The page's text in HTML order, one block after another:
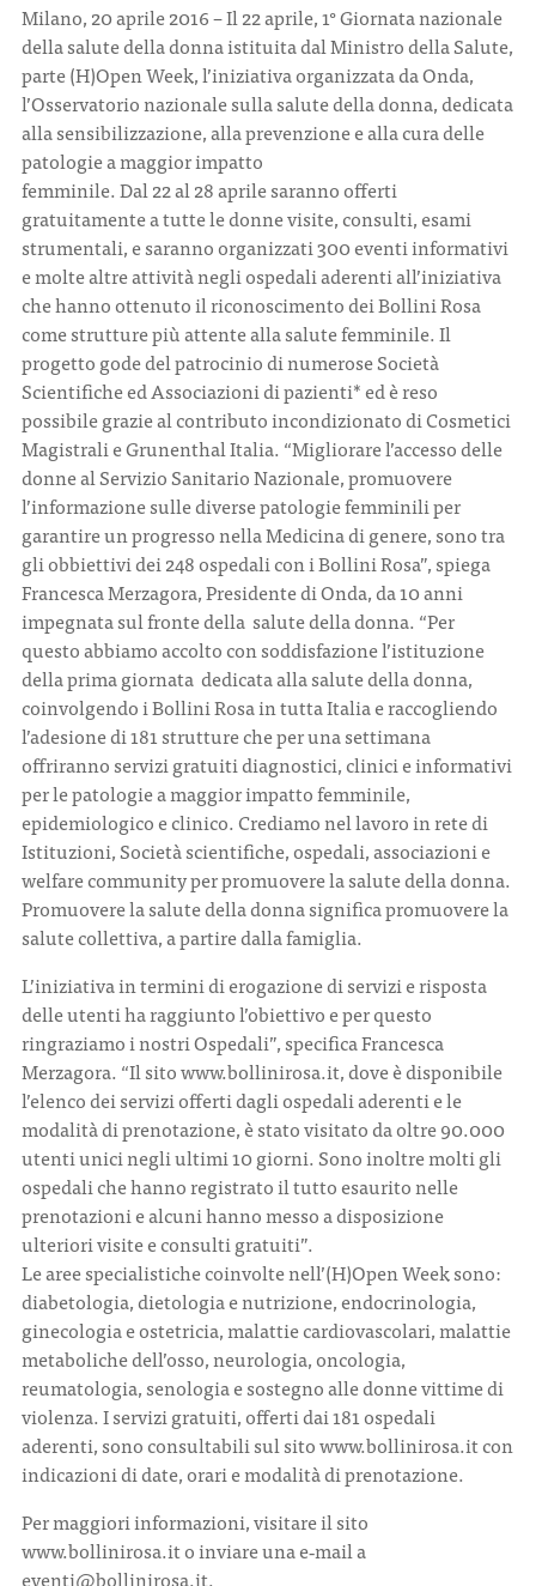
Milano, 20 aprile 2016 – Il 22 aprile, 1° Giornata nazionale
della salute della donna istituita dal Ministro della Salute,
parte (H)Open Week, l’iniziativa organizzata da Onda,
l’Osservatorio nazionale sulla salute della donna, dedicata
alla sensibilizzazione, alla prevenzione e alla cura delle
patologie a maggior impatto
femminile. Dal 22 al 28 aprile saranno offerti
gratuitamente a tutte le donne visite, consulti, esami
strumentali, e saranno organizzati 300 eventi informativi
e molte altre attività negli ospedali aderenti all’iniziativa
che hanno ottenuto il riconoscimento dei Bollini Rosa
come strutture più attente alla salute femminile. Il
progetto gode del patrocinio di numerose Società
Scientifiche ed Associazioni di pazienti* ed è reso
possibile grazie al contributo incondizionato di Cosmetici
Magistrali e Grunenthal Italia. “Migliorare l’accesso delle
donne al Servizio Sanitario Nazionale, promuovere
l’informazione sulle diverse patologie femminili per
garantire un progresso nella Medicina di genere, sono tra
gli obbiettivi dei 248 ospedali con i Bollini Rosa”, spiega
Francesca Merzagora, Presidente di Onda, da 10 anni
impegnata sul fronte della salute della donna. “Per
questo abbiamo accolto con soddisfazione l’istituzione
della prima giornata dedicata alla salute della donna,
coinvolgendo i Bollini Rosa in tutta Italia e raccogliendo
l’adesione di 181 strutture che per una settimana
offriranno servizi gratuiti diagnostici, clinici e informativi
per le patologie a maggior impatto femminile,
epidemiologico e clinico. Crediamo nel lavoro in rete di
Istituzioni, Società scientifiche, ospedali, associazioni e
welfare community per promuovere la salute della donna.
Promuovere la salute della donna significa promuovere la
salute collettiva, a partire dalla famiglia.
L’iniziativa in termini di erogazione di servizi e risposta
delle utenti ha raggiunto l’obiettivo e per questo
ringraziamo i nostri Ospedali”, specifica Francesca
Merzagora. “Il sito www.bollinirosa.it, dove è disponibile
l’elenco dei servizi offerti dagli ospedali aderenti e le
modalità di prenotazione, è stato visitato da oltre 90.000
utenti unici negli ultimi 10 giorni. Sono inoltre molti gli
ospedali che hanno registrato il tutto esaurito nelle
prenotazioni e alcuni hanno messo a disposizione
ulteriori visite e consulti gratuiti”.
Le aree specialistiche coinvolte nell’(H)Open Week sono:
diabetologia, dietologia e nutrizione, endocrinologia,
ginecologia e ostetricia, malattie cardiovascolari, malattie
metaboliche dell’osso, neurologia, oncologia,
reumatologia, senologia e sostegno alle donne vittime di
violenza. I servizi gratuiti, offerti dai 181 ospedali
aderenti, sono consultabili sul sito www.bollinirosa.it con
indicazioni di date, orari e modalità di prenotazione.
Per maggiori informazioni, visitare il sito
www.bollinirosa.it o inviare una e‐mail a
eventi@bollinirosa.it.